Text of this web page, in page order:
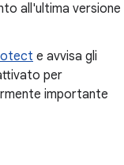
all'ultima versione
e avvisa gli
per
importante